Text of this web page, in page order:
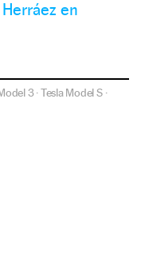
en
3·Tesla Model S·